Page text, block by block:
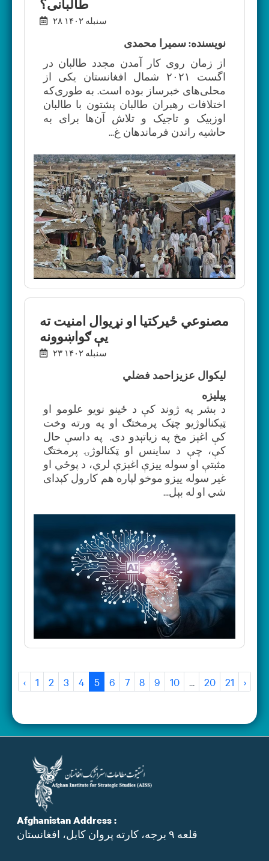
طالبانی؟
۲۸ سنبله ۱۴۰۲
نویسنده: سمیرا محمدی
از زمان روی کار آمدن مجدد طالبان در
اگست ۲۰۲۱ شمال افغانستان یکی از
محلی‌های خبرساز بوده است. به طوری‌که
اختلافات رهبران طالبان پشتون با طالبان
اوزبیک و تاجیک و تلاش آن‌ها برای به
حاشیه راندن فرماندهان غ...
مصنوعي ځیرکتیا او نړیوال امنیت ته
یې ګواښوونه
۲۳ سنبله ۱۴۰۲
لیکوال عزیزاحمد فضلي
پیلیزه
د بشر په ژوند کې د ځینو نویو علومو او
ټیکنالوژیو چټک پرمختګ او په ورته وخت
کې اغېز مخ په زیاتېدو دی. په داسې حال
کې، چې د ساينس او ​​ټکنالوژۍ پرمختګ
مثبتې او سوله ييزې اغېزې لري، د پوځي او
غير سوله ييزو موخو لپاره هم کارول کېدای
شي او له بېل...
‹ 1 2 3 4 5 6 7 8 9 10 20 21 ›
Afghanistan Address :
قلعه ۹ برجه، کارته پروان کابل، افغانستان